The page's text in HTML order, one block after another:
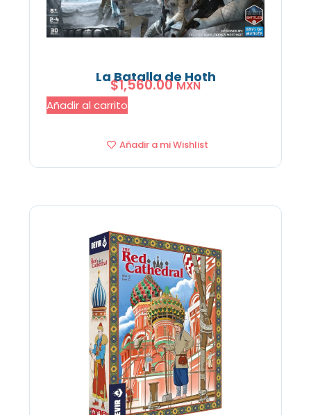
La Batalla de Hoth
$1,560.00 MXN
Añadir al carrito
Añadir a mi Wishlist